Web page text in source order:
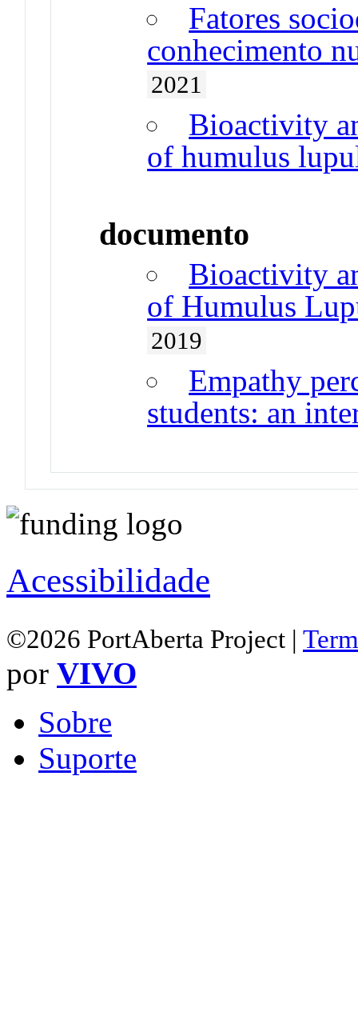
Fatores
conhecimento
2021
Bioactivity
of humulus
documento
Bioactivity
of Humulus
2019
Empathy
students: an
Acessibilidade
©2026 PortAberta Project |
por VIVO
Sobre
Suporte